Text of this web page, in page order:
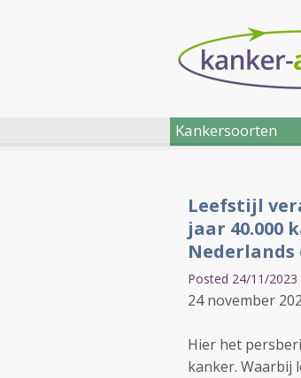
Kankersoorten
Leefstijl
jaar
Posted 24/11/2023
24 november
Hier het
kanker. Waarbij